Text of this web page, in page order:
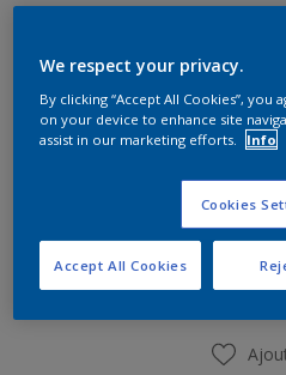
Quantité
Ajouter à la
Trouver
We respect your privacy.
By clicking “Accept All Cookies”,
on your device to enhance site
assist in our marketing efforts.
Info
Cookies
Accept All Cookies